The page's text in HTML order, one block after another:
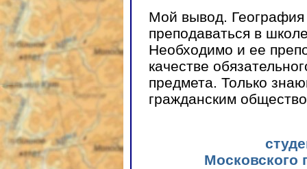
Мой вывод.
преподаваться в
Необходимо и ее
качестве
предмета. Только
гражданским
Московского